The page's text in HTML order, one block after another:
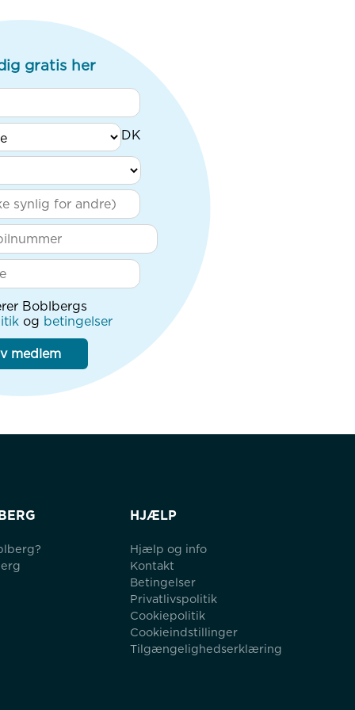
gratis her
Boblbergs
og betingelser
medlem
HJÆLP
Hjælp og info
Kontakt
Betingelser
Privatlivspolitik
Cookiepolitik
Cookieindstillinger
Tilgængelighedserklæring